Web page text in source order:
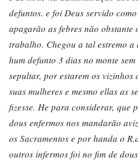
defuntos. e foi Deus servido
apagarão as febres não
trabalho. Chegou a tal estremo
hum defunto 3 dias no monte
sepultar, por estarem os
suas mulheres e mesmo ellas as
fizesse. He para considerar, que
dous enfermos nos mandarão
os Sacramentos e por handa o
outros infermos foi no fim de